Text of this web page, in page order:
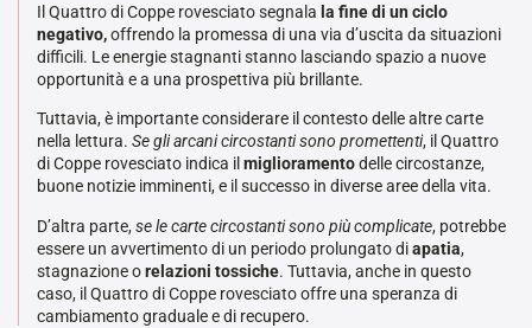
Il Quattro di Coppe rovesciato segnala la fine di un ciclo
negativo,offrendo la promessa di una via d’uscita da situazioni
difficili. Le energie stagnanti stanno lasciando spazio a nuove
opportunità e a una prospettiva più brillante.
Tuttavia, è importante considerare il contesto delle altre carte
nella lettura. Se gli arcani circostanti sono promettenti, il Quattro
di Coppe rovesciato indica il miglioramentodelle circostanze,
buone notizie imminenti, e il successo in diverse aree della vita.
D’altra parte, se le carte circostanti sono più complicate, potrebbe
essere un avvertimento di un periodo prolungato diapatia,
stagnazione orelazioni tossiche. Tuttavia, anche in questo
caso, il Quattro di Coppe rovesciato offre una speranza di
cambiamento graduale e di recupero.